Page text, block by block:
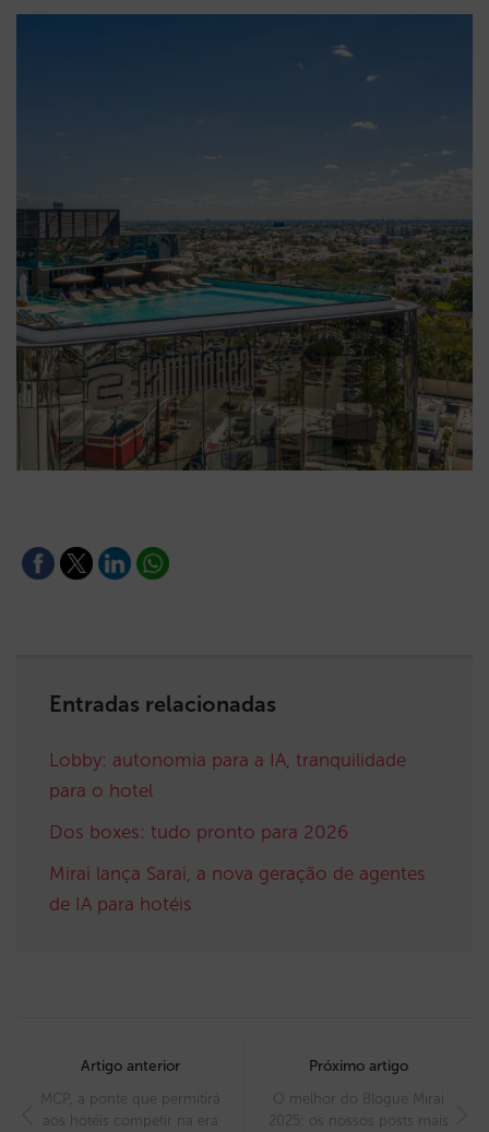
Entradas relacionadas
Lobby: autonomia para a IA, tranquilidade
para o hotel
Dos boxes: tudo pronto para 2026
Mirai lança Sarai, a nova geração de agentes
de IA para hotéis
navigation
Artigo anterior
MCP, a ponte que permitirá
aos hotéis competir na era
Próximo artigo
O melhor do Blogue Mirai
2025: os nossos posts mais